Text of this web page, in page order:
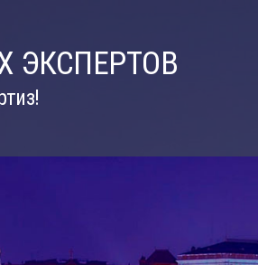
ЭКСПЕРТОВ